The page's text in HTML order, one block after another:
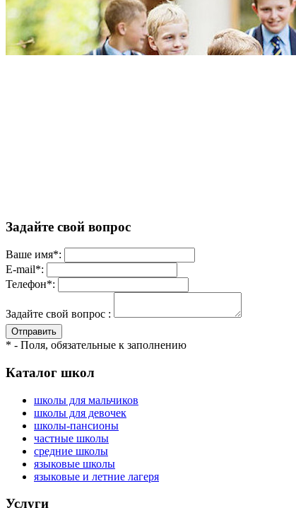
Задайте свой вопрос
Ваше имя*:
E-mail*:
Телефон*:
Задайте свой вопрос :
Отправить
* - Поля, обязательные к заполнению
Каталог школ
школы для мальчиков
школы для девочек
школы-пансионы
частные школы
средние школы
языковые школы
языковые и летние лагеря
Услуги